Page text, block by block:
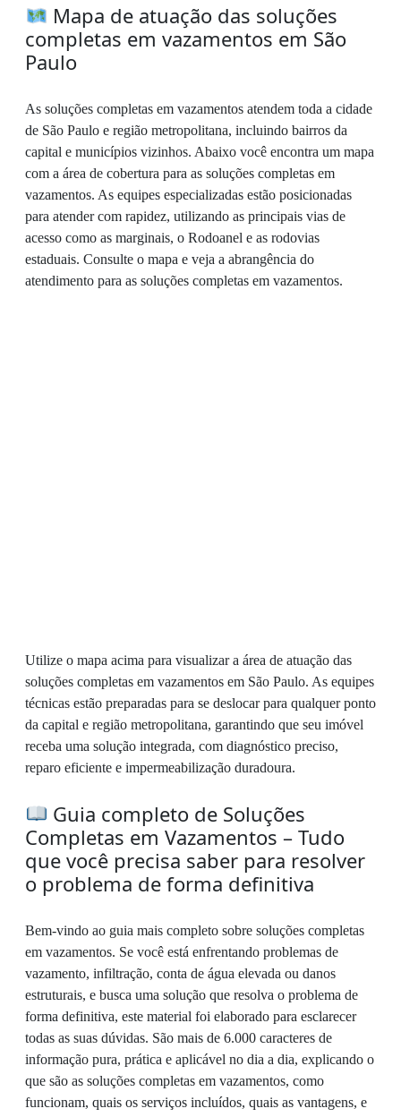
Mapa de atuação das soluções
completas em vazamentos em São
Paulo
As soluções completas em vazamentos atendem toda a cidade
de São Paulo e região metropolitana, incluindo bairros da
capital e municípios vizinhos. Abaixo você encontra um mapa
com a área de cobertura para as soluções completas em
vazamentos. As equipes especializadas estão posicionadas
para atender com rapidez, utilizando as principais vias de
acesso como as marginais, o Rodoanel e as rodovias
estaduais. Consulte o mapa e veja a abrangência do
atendimento para as soluções completas em vazamentos.
Utilize o mapa acima para visualizar a área de atuação das
soluções completas em vazamentos em São Paulo. As equipes
técnicas estão preparadas para se deslocar para qualquer ponto
da capital e região metropolitana, garantindo que seu imóvel
receba uma solução integrada, com diagnóstico preciso,
reparo eficiente e impermeabilização duradoura.
Guia completo de Soluções
Completas em Vazamentos – Tudo
que você precisa saber para resolver
o problema de forma definitiva
Bem-vindo ao guia mais completo sobre soluções completas
em vazamentos. Se você está enfrentando problemas de
vazamento, infiltração, conta de água elevada ou danos
estruturais, e busca uma solução que resolva o problema de
forma definitiva, este material foi elaborado para esclarecer
todas as suas dúvidas. São mais de 6.000 caracteres de
informação pura, prática e aplicável no dia a dia, explicando o
que são as soluções completas em vazamentos, como
funcionam, quais os serviços incluídos, quais as vantagens, e